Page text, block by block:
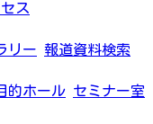
ス
リー 報道資料検索
的ホール セミナー室